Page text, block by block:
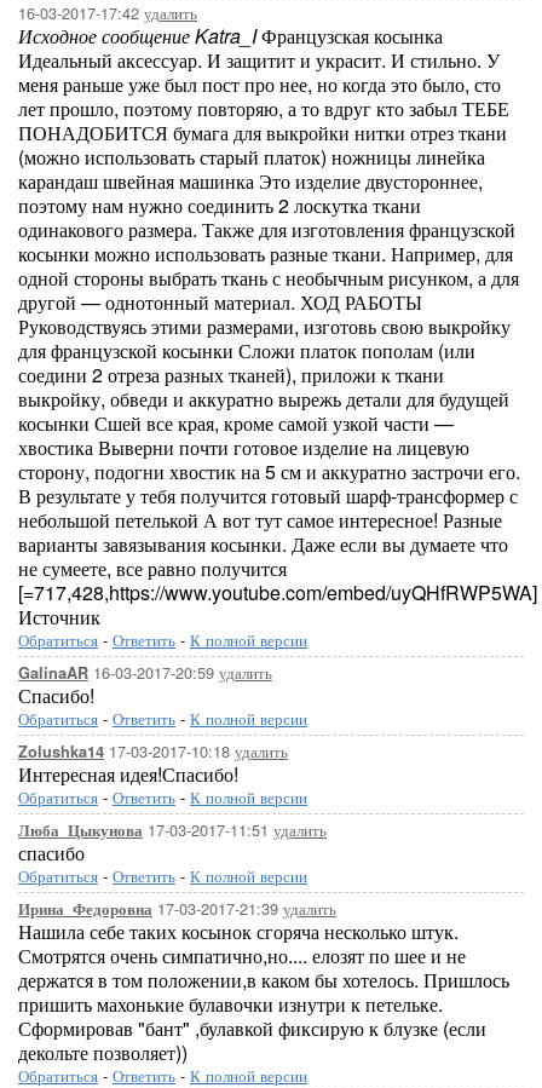
16-03-2017-17:42 удалить
Исходное сообщение Katra_IФранцузская косынка
Идеальный аксессуар. И защитит и украсит. И стильно. У
меня раньше уже был пост про нее, но когда это было, сто
лет прошло, поэтому повторяю, а то вдруг кто забыл ТЕБЕ
ПОНАДОБИТСЯ бумага для выкройки нитки отрез ткани
(можно использовать старый платок) ножницы линейка
карандаш швейная машинка Это изделие двустороннее,
поэтому нам нужно соединить 2 лоскутка ткани
одинакового размера. Также для изготовления французской
косынки можно использовать разные ткани. Например, для
одной стороны выбрать ткань с необычным рисунком, а для
другой — однотонный материал. ХОД РАБОТЫ
Руководствуясь этими размерами, изготовь свою выкройку
для французской косынки Сложи платок пополам (или
соедини 2 отреза разных тканей), приложи к ткани
выкройку, обведи и аккуратно вырежь детали для будущей
косынки Сшей все края, кроме самой узкой части —
хвостика Выверни почти готовое изделие на лицевую
сторону, подогни хвостик на 5 см и аккуратно застрочи его.
В результате у тебя получится готовый шарф-трансформер с
небольшой петелькой А вот тут самое интересное! Разные
варианты завязывания косынки. Даже если вы думаете что
не сумеете, все равно получится
[=717,428,https://www.youtube.com/embed/uyQHfRWP5WA]
Источник
Обратиться - Ответить - К полной версии
GalinaAR 16-03-2017-20:59 удалить
Спасибо!
Обратиться - Ответить - К полной версии
Zolushka14 17-03-2017-10:18 удалить
Интересная идея!Спасибо!
Обратиться - Ответить - К полной версии
Люба_Цыкунова 17-03-2017-11:51 удалить
спасибо
Обратиться - Ответить - К полной версии
Ирина_Федоровна 17-03-2017-21:39 удалить
Нашила себе таких косынок сгоряча несколько штук.
Смотрятся очень симпатично,но.... елозят по шее и не
держатся в том положении,в каком бы хотелось. Пришлось
пришить махонькие булавочки изнутри к петельке.
Сформировав "бант" ,булавкой фиксирую к блузке (если
декольте позволяет))
Обратиться - Ответить - К полной версии